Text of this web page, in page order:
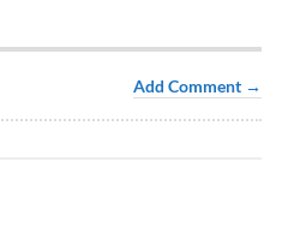
Add Comment →